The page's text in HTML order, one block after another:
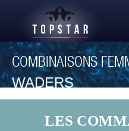
COMBINAISONS
WADERS
LES